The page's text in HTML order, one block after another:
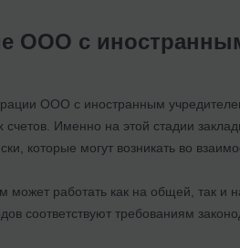
ООО с
ООО с иностранным
счетов. Именно на этой стадии
которые могут возникать во
работать как на общей, так и
соответствуют требованиям